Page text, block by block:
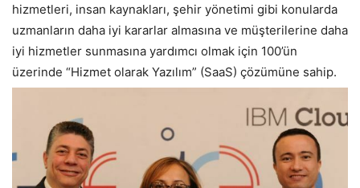
hizmetleri, insan kaynakları, şehir yönetimi gibi konularda
uzmanların daha iyi kararlar almasına ve müşterilerine daha
iyi hizmetler sunmasına yardımcı olmak için 100’ün
üzerinde “Hizmet olarak Yazılım” (SaaS) çözümüne sahip.